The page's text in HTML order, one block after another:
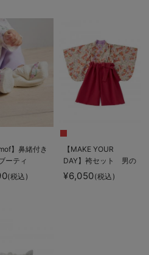
】鼻緒付き
ーティ
(税込)
【MAKE YOUR
DAY】袴セット 男の
子 女の子
¥6,050(税込)